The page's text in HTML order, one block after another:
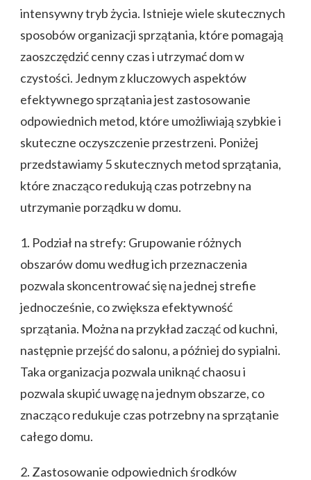
intensywny tryb życia. Istnieje wiele skutecznych
sposobów organizacji sprzątania, które pomagają
zaoszczędzić cenny czas i utrzymać dom w
czystości. Jednym z kluczowych aspektów
efektywnego sprzątania jest zastosowanie
odpowiednich metod, które umożliwiają szybkie i
skuteczne oczyszczenie przestrzeni. Poniżej
przedstawiamy 5 skutecznych metod sprzątania,
które znacząco redukują czas potrzebny na
utrzymanie porządku w domu.
1. Podział na strefy: Grupowanie różnych
obszarów domu według ich przeznaczenia
pozwala skoncentrować się na jednej strefie
jednocześnie, co zwiększa efektywność
sprzątania. Można na przykład zacząć od kuchni,
następnie przejść do salonu, a później do sypialni.
Taka organizacja pozwala uniknąć chaosu i
pozwala skupić uwagę na jednym obszarze, co
znacząco redukuje czas potrzebny na sprzątanie
całego domu.
2. Zastosowanie odpowiednich środków